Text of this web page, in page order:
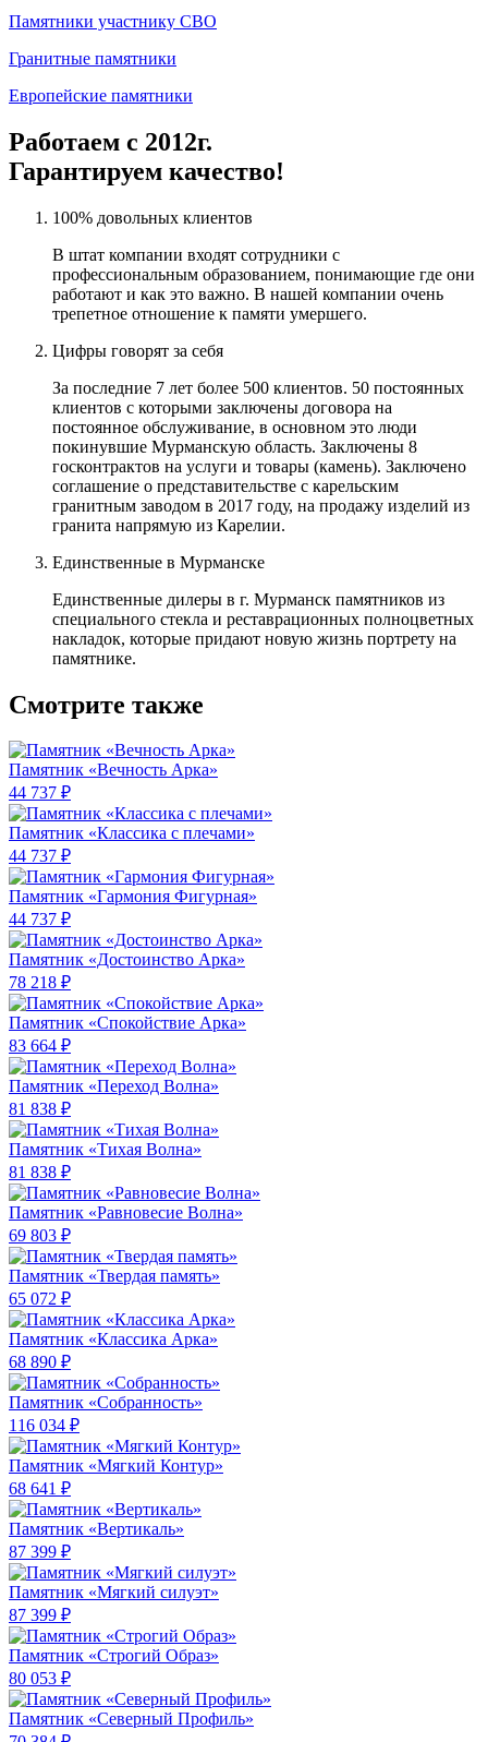
Памятники участнику СВО
Гранитные памятники
Европейские памятники
Работаем с 2012г.
Гарантируем качество!
100% довольных клиентов
В штат компании входят сотрудники с
профессиональным образованием, понимающие где они
работают и как это важно. В нашей компании очень
трепетное отношение к памяти умершего.
Цифры говорят за себя
За последние 7 лет более 500 клиентов. 50 постоянных
клиентов с которыми заключены договора на
постоянное обслуживание, в основном это люди
покинувшие Мурманскую область. Заключены 8
госконтрактов на услуги и товары (камень). Заключено
соглашение о представительстве с карельским
гранитным заводом в 2017 году, на продажу изделий из
гранита напрямую из Карелии.
Единственные в Мурманске
Единственные дилеры в г. Мурманск памятников из
специального стекла и реставрационных полноцветных
накладок, которые придают новую жизнь портрету на
памятнике.
Смотрите также
Памятник «Вечность Арка»
44 737 ₽
Памятник «Классика c плечами»
44 737 ₽
Памятник «Гармония Фигурная»
44 737 ₽
Памятник «Достоинство Арка»
78 218 ₽
Памятник «Спокойствие Арка»
83 664 ₽
Памятник «Переход Волна»
81 838 ₽
Памятник «Тихая Волна»
81 838 ₽
Памятник «Равновесие Волна»
69 803 ₽
Памятник «Твердая память»
65 072 ₽
Памятник «Классика Арка»
68 890 ₽
Памятник «Собранность»
116 034 ₽
Памятник «Мягкий Контур»
68 641 ₽
Памятник «Вертикаль»
87 399 ₽
Памятник «Мягкий силуэт»
87 399 ₽
Памятник «Строгий Образ»
80 053 ₽
Памятник «Северный Профиль»